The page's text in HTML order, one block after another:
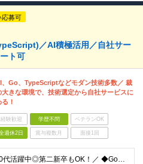
応募可
／AI積極活用／自社サー
ト可
、Go、TypeScriptなどモダン技術多数／ 裁
大きな環境で、技術選定から自社サービスに
！
経験歓迎 学歴不問 ベテランOK
週休2日 賞与複数月 面接1回
＼20代～30代活躍中◎第二新卒もOK！／ ◆GoまたはTypeScriptでの開発経験3年以上 ◆要件定義・仕様策定のご経験 ◆学歴不問 ～このような方にオススメです～ ・開発部の行動指針に共感し